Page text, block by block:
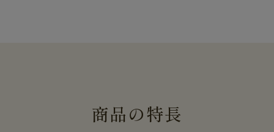
商品の特長